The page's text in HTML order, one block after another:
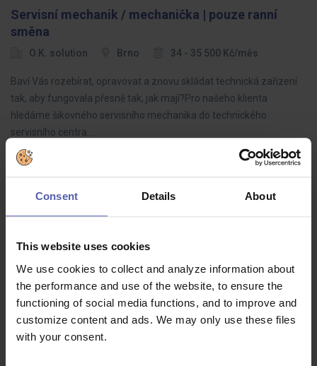
Consent Details About
This website uses cookies
We use cookies to collect and analyze information about
the performance and use of the website, to ensure the
functioning of social media functions, and to improve and
customize content and ads. We may only use these files
with your consent.
Servisní mechanik / mechanička | pouze ranní
směna
O.K. solution Brno 34 - 35 500 Kč/měs
Baví Vás rozebírat, opravovat a znovu skládat technická zařízení
tak, aby fungovala přesně tak, jak mají?Pro našeho klienta
hledáme šikovného servisního mechanika do technického
servisního centra.…
Elektromontér/ka | 1 směna | 40 000 Kč náborový
HOFMANN WIZARD
Kuřim
33 600 - 33 600 Kč/měs
Přidejte se k výrobě technologicky vyspělých strojů, které míří k
zákazníkům po celém světě. Čeká vás zajímavá práce v
elektrotechnice, stabilní zázemí a řada atraktivních benefitů.